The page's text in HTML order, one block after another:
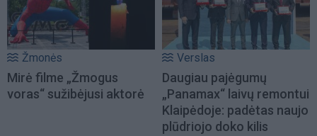
Žmonės
Mirė filme „Žmogus
voras“ sužibėjusi aktorė
Verslas
Daugiau pajėgumų
„Panamax“ laivų remontui
Klaipėdoje: padėtas naujo
plūdriojo doko kilis